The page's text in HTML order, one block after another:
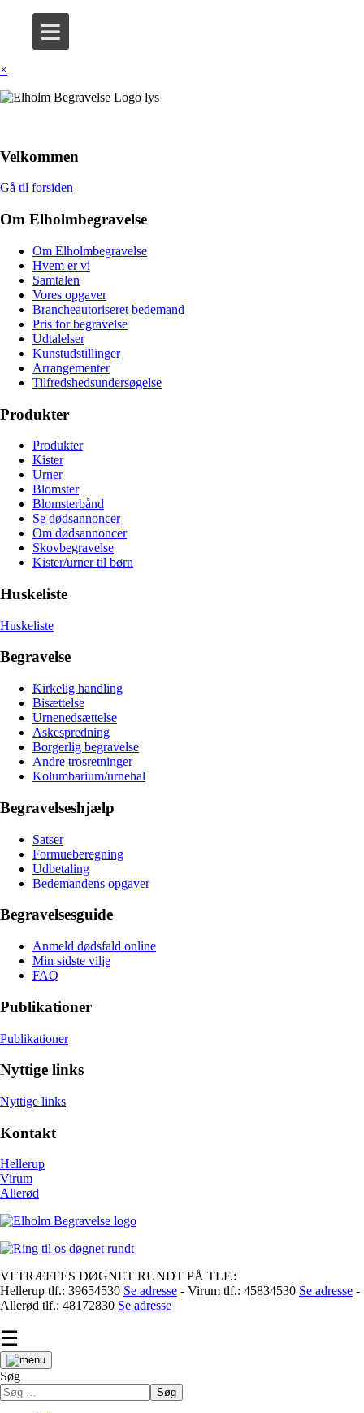
×
Velkommen
Gå til forsiden
Om Elholmbegravelse
Om Elholmbegravelse
Hvem er vi
Samtalen
Vores opgaver
Brancheautoriseret bedemand
Pris for begravelse
Udtalelser
Kunstudstillinger
Arrangementer
Tilfredshedsundersøgelse
Produkter
Produkter
Kister
Urner
Blomster
Blomsterbånd
Se dødsannoncer
Om dødsannoncer
Skovbegravelse
Kister/urner til børn
Huskeliste
Huskeliste
Begravelse
Kirkelig handling
Bisættelse
Urnenedsættelse
Askespredning
Borgerlig begravelse
Andre trosretninger
Kolumbarium/urnehal
Begravelseshjælp
Satser
Formueberegning
Udbetaling
Bedemandens opgaver
Begravelsesguide
Anmeld dødsfald online
Min sidste vilje
FAQ
Publikationer
Publikationer
Nyttige links
Nyttige links
Kontakt
Hellerup
Virum
Allerød
VI TRÆFFES DØGNET RUNDT PÅ TLF.:
Hellerup tlf.: 39654530 Se adresse - Virum tlf.: 45834530 Se adresse -
Allerød tlf.: 48172830 Se adresse
☰
Søg
Søg